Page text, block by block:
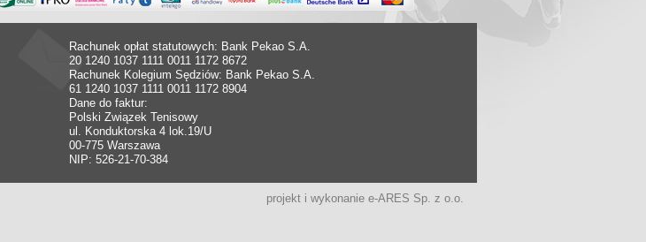
Rachunek opłat statutowych: Bank Pekao S.A.
20 1240 1037 1111 0011 1172 8672
Rachunek Kolegium Sędziów: Bank Pekao S.A.
61 1240 1037 1111 0011 1172 8904
Dane do faktur:
Polski Związek Tenisowy
ul. Konduktorska 4 lok.19/U
00-775 Warszawa
NIP: 526-21-70-384
projekt i wykonanie e-ARES Sp. z o.o.